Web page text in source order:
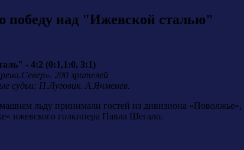
победу над "Ижевской сталью"
- 4:2 (0:1,1:0, 3:1)
200 зрителей
судьи: П.Луговик. А.Ячменев.
льду принимали гостей из дивизиона
ижевского голкипера Павла Шегало.